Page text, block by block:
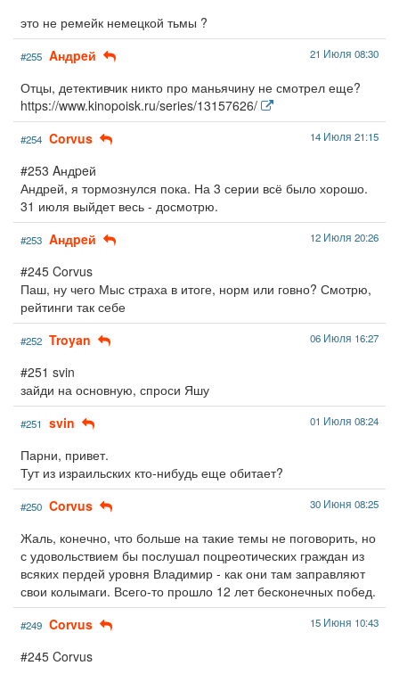
это не ремейк немецкой тьмы ?
#255 Aндpeй 21 Июля 08:30
Отцы, детективчик никто про маньячину не смотрел еще?
https://www.kinopoisk.ru/series/13157626/
#254 Corvus 14 Июля 21:15
#253 Aндpeй
Андрей, я тормознулся пока. На 3 серии всё было хорошо.
31 июля выйдет весь - досмотрю.
#253 Aндpeй 12 Июля 20:26
#245 Corvus
Паш, ну чего Мыс страха в итоге, норм или говно? Смотрю,
рейтинги так себе
#252 Troyan 06 Июля 16:27
#251 svin
зайди на основную, спроси Яшу
#251 svin 01 Июля 08:24
Парни, привет.
Тут из израильских кто-нибудь еще обитает?
#250 Corvus 30 Июня 08:25
Жаль, конечно, что больше на такие темы не поговорить, но
с удовольствием бы послушал поцреотических граждан из
всяких пердей уровня Владимир - как они там заправляют
свои колымаги. Всего-то прошло 12 лет бесконечных побед.
#249 Corvus 15 Июня 10:43
#245 Corvus